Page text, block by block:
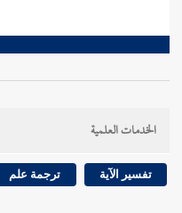
الخدمات العلمية
تفسير الآية ترجمة علم